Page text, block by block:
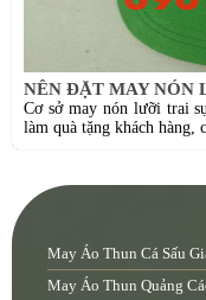
NÊN ĐẶT MAY NÓN
Cơ sở may nón lưỡi trai
làm quà tặng khách hàng,
May Áo Thun Cá Sấu
May Áo Thun Quảng